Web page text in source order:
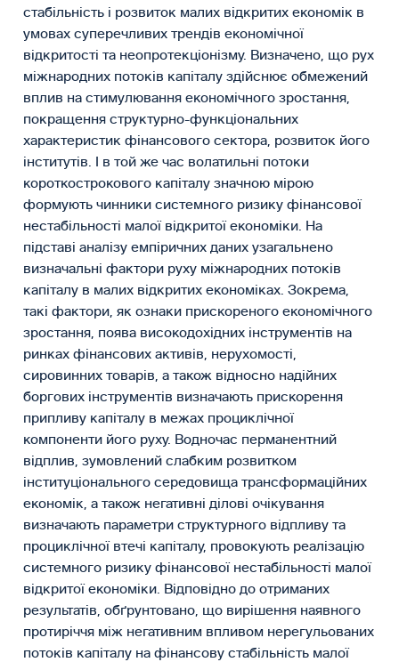
стабільність і розвиток малих відкритих економік в
умовах суперечливих трендів економічної
відкритості та неопротекціонізму. Визначено, що рух
міжнародних потоків капіталу здійснює обмежений
вплив на стимулювання економічного зростання,
покращення структурно-функціональних
характеристик фінансового сектора, розвиток його
інститутів. І в той же час волатильні потоки
короткострокового капіталу значною мірою
формують чинники системного ризику фінансової
нестабільності малої відкритої економіки. На
підставі аналізу емпіричних даних узагальнено
визначальні фактори руху міжнародних потоків
капіталу в малих відкритих економіках. Зокрема,
такі фактори, як ознаки прискореного економічного
зростання, поява високодохідних інструментів на
ринках фінансових активів, нерухомості,
сировинних товарів, а також відносно надійних
боргових інструментів визначають прискорення
припливу капіталу в межах проциклічної
компоненти його руху. Водночас перманентний
відплив, зумовлений слабким розвитком
інституціонального середовища трансформаційних
економік, а також негативні ділові очікування
визначають параметри структурного відпливу та
проциклічної втечі капіталу, провокують реалізацію
системного ризику фінансової нестабільності малої
відкритої економіки. Відповідно до отриманих
результатів, обґрунтовано, що вирішення наявного
протиріччя між негативним впливом нерегульованих
потоків капіталу на фінансову стабільність малої